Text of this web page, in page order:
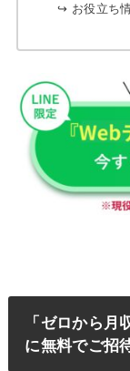
↪︎ お役立ち
「ゼロから月
に無料でご招